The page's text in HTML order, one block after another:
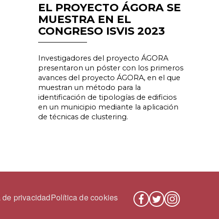
EL PROYECTO ÁGORA SE
MUESTRA EN EL
CONGRESO ISVIS 2023
Investigadores del proyecto ÁGORA
presentaron un póster con los primeros
avances del proyecto ÁGORA, en el que
muestran un método para la
identificación de tipologías de edificios
en un municipio mediante la aplicación
de técnicas de clustering.
privacidadPolítica de cookies